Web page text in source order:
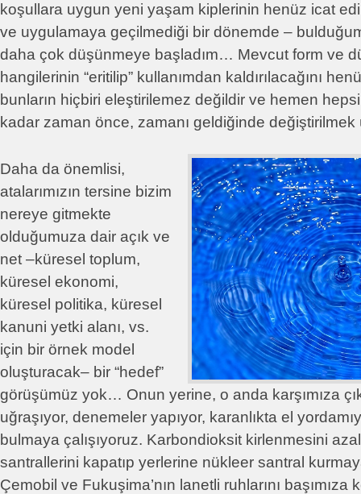
koşullara uygun yeni yaşam kiplerinin henüz icat
ve uygulamaya geçilmediği bir dönemde –
daha çok düşünmeye başladım… Mevcut form ve
hangilerinin “eritilip” kullanımdan kaldırılacağını
bunların hiçbiri eleştirilemez değildir ve hemen
kadar zaman önce, zamanı geldiğinde
Daha da önemlisi,
atalarımızın tersine bizim
nereye gitmekte
olduğumuza dair açık ve
net –küresel toplum,
küresel ekonomi,
küresel politika, küresel
kanuni yetki alanı, vs.
için bir örnek model
oluşturacak– bir “hedef”
görüşümüz yok… Onun yerine, o anda karşımıza
uğraşıyor, denemeler yapıyor, karanlıkta el
bulmaya çalışıyoruz. Karbondioksit kirlenmesini
santrallerini kapatıp yerlerine nükleer santral
Çemobil ve Fukuşima’nın lanetli ruhlarını başımıza